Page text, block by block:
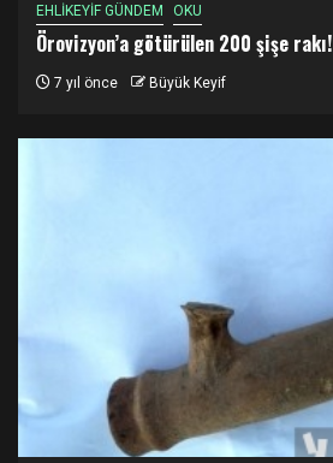
EHLİKEYİF GÜNDEM OKU
Örovizyon’a götürülen 200 şişe rakı!
7 yıl önce Büyük Keyif